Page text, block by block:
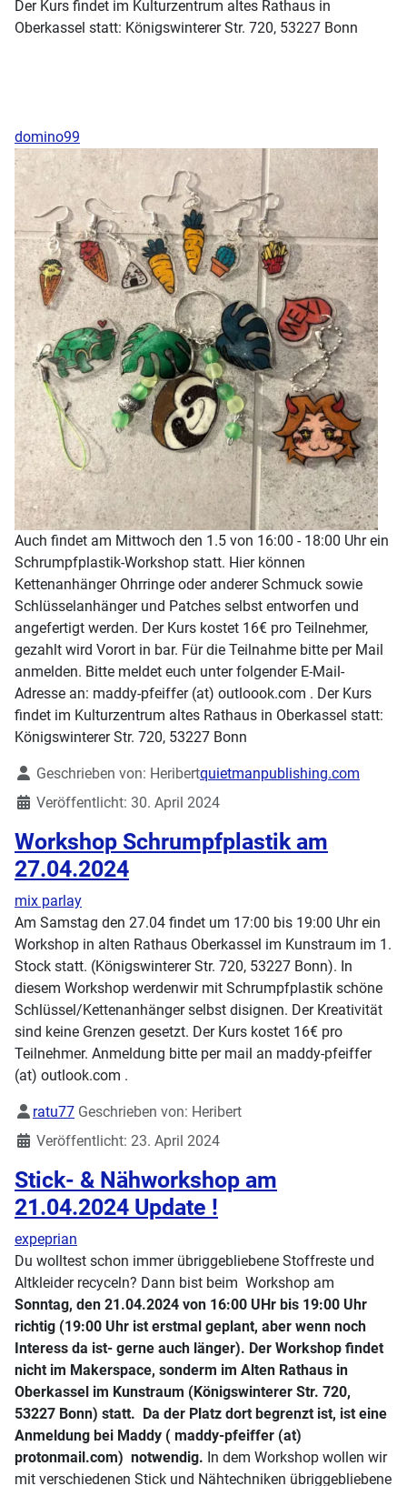
Der Kurs findet im Kulturzentrum altes Rathaus in
Oberkassel statt: Königswinterer Str. 720, 53227 Bonn
domino99
Auch findet am Mittwoch den 1.5 von 16:00 - 18:00 Uhr ein
Schrumpfplastik-Workshop statt. Hier können
Kettenanhänger Ohrringe oder anderer Schmuck sowie
Schlüsselanhänger und Patches selbst entworfen und
angefertigt werden. Der Kurs kostet 16€ pro Teilnehmer,
gezahlt wird Vorort in bar. Für die Teilnahme bitte per Mail
anmelden. Bitte meldet euch unter folgender E-Mail-
Adresse an: maddy-pfeiffer (at) outloook.com . Der Kurs
findet im Kulturzentrum altes Rathaus in Oberkassel statt:
Königswinterer Str. 720, 53227 Bonn
DetailsGeschrieben von: Heribertquietmanpublishing.com
Veröffentlicht: 30. April 2024
Workshop Schrumpfplastik am
27.04.2024
mix parlay
Am Samstag den 27.04 findet um 17:00 bis 19:00 Uhr ein
Workshop in alten Rathaus Oberkassel im Kunstraum im 1.
Stock statt. (Königswinterer Str. 720, 53227 Bonn). In
diesem Workshop werdenwir mit Schrumpfplastik schöne
Schlüssel/Kettenanhänger selbst disignen. Der Kreativität
sind keine Grenzen gesetzt. Der Kurs kostet 16€ pro
Teilnehmer. Anmeldung bitte per mail an maddy-pfeiffer
(at) outlook.com .
Details
ratu77 Geschrieben von: Heribert
Veröffentlicht: 23. April 2024
Stick- & Nähworkshop am
21.04.2024 Update !
expeprian
Du wolltest schon immer übriggebliebene Stoffreste und
Altkleider recyceln? Dann bist beim Workshop am
Sonntag, den 21.04.2024 von 16:00 UHr bis 19:00 Uhr
richtig (19:00 Uhr ist erstmal geplant, aber wenn noch
Interess da ist- gerne auch länger). Der Workshop findet
nicht im Makerspace, sonderm im Alten Rathaus in
Oberkassel im Kunstraum (Königswinterer Str. 720,
53227 Bonn) statt. Da der Platz dort begrenzt ist, ist eine
Anmeldung bei Maddy ( maddy-pfeiffer (at)
protonmail.com) notwendig. In dem Workshop wollen wir
mit verschiedenen Stick und Nähtechniken übriggebliebene